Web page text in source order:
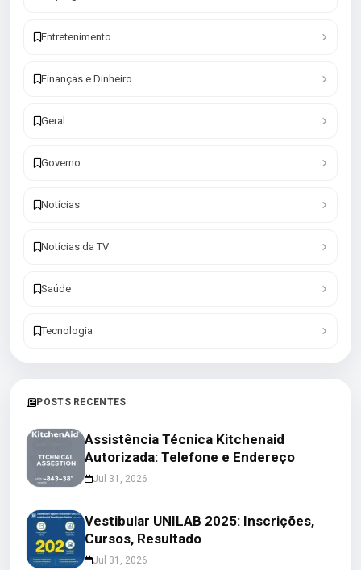
Entretenimento
Finanças e Dinheiro
Geral
Governo
Notícias
Notícias da TV
Saúde
Tecnologia
POSTS RECENTES
Assistência Técnica Kitchenaid
Autorizada: Telefone e Endereço
Jul 31, 2026
Vestibular UNILAB 2025: Inscrições,
Cursos, Resultado
Jul 31, 2026